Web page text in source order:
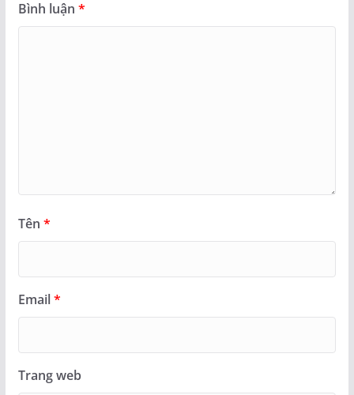
Bình luận *
Tên *
Email*
Trang web